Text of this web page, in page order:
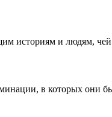
историям и людям,
в которых они